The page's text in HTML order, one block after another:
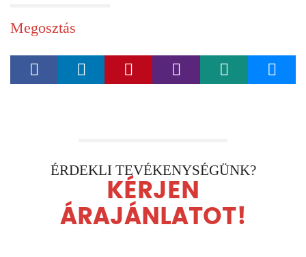
Megosztás
ÉRDEKLI TEVÉKENYSÉGÜNK?
KÉRJEN
ÁRAJÁNLATOT!